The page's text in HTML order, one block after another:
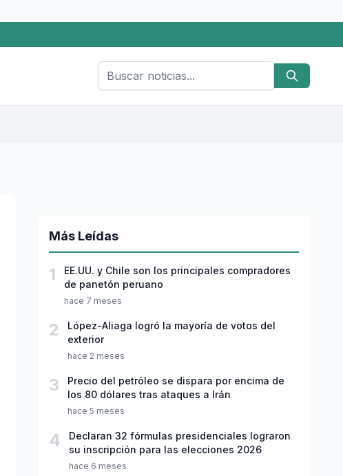
Más Leídas
1
EE.UU. y Chile son los principales compradores
de panetón peruano
hace 7 meses
2
López-Aliaga logró la mayoría de votos del
exterior
hace 2 meses
3
Precio del petróleo se dispara por encima de
los 80 dólares tras ataques a Irán
hace 5 meses
4
Declaran 32 fórmulas presidenciales lograron
su inscripción para las elecciones 2026
hace 6 meses